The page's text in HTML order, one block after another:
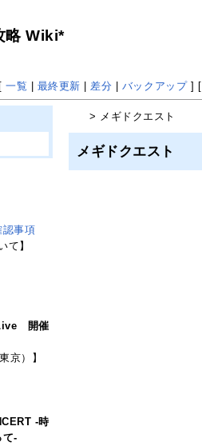
略 Wiki*
一覧 | 最終更新 | 差分 | バックアップ] [
> メギドクエスト
メギドクエスト
認事項
て】
開催
京）】
-時
て-